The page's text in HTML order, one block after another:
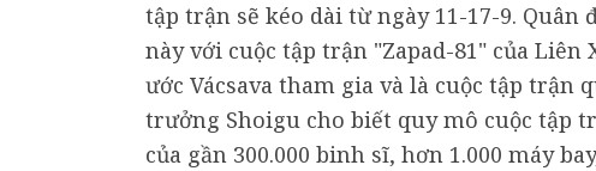
tập trận sẽ kéo dài từ ngày 11-17-9.
này với cuộc tập trận "Zapad-81" của Liên
ước Vácsava tham gia và là cuộc tập
trưởng Shoigu cho biết quy mô cuộc tập
của gần 300.000 binh sĩ, hơn 1.000 máy